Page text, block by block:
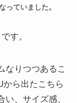
っていました。
す。
なりつつあるこ
から出たこちら
、サイズ感、